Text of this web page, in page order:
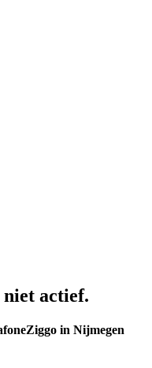
niet actief.
in Nijmegen